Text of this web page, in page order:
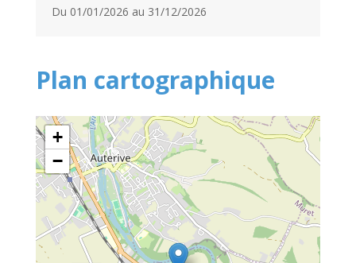
Du 01/01/2026 au 31/12/2026
Plan cartographique
+
−